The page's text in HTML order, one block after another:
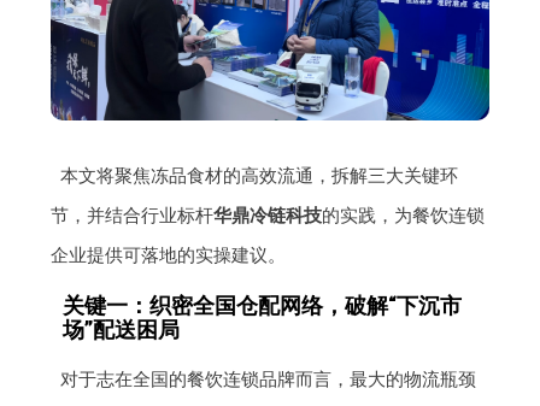
本文将聚焦冻品食材的高效流通，拆解三大关键环
节，并结合行业标杆华鼎冷链科技的实践，为餐饮连锁
企业提供可落地的实操建议。
关键一：织密全国仓配网络，破解“下沉市
场”配送困局
对于志在全国的餐饮连锁品牌而言，最大的物流瓶颈